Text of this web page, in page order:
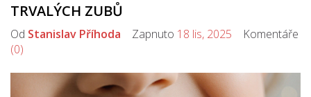
TRVALÝCH ZUBŮ
Od Stanislav Příhoda Zapnuto 18 lis, 2025 Komentáře
(0)